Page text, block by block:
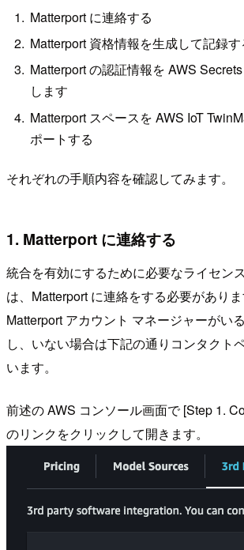
Matterport に連絡する
Matterport 資格情報を生成して記録す
Matterport の認証情報を AWS
します
Matterport スペースを AWS IoT
ポートする
それぞれの手順内容を確認してみます。
1. Matterport に連絡する
統合を有効にするために必要なライセン
は、Matterport に連絡をする必要があり
Matterport アカウント マネージャーがい
し、いない場合は下記の通りコンタクト
います。
前述の AWS コンソール画面で [Step 1.
のリンクをクリックして開きます。